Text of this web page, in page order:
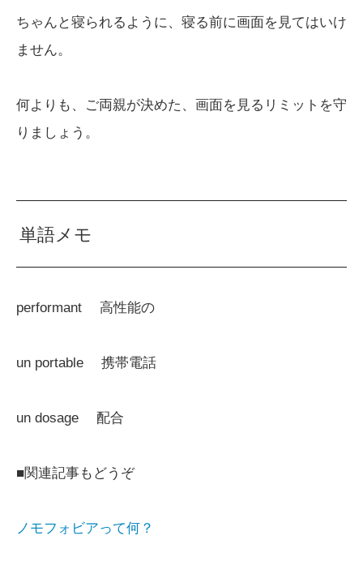
ちゃんと寝られるように、寝る前に画面を見てはいけ
ません。
何よりも、ご両親が決めた、画面を見るリミットを守
りましょう。
単語メモ
performant 高性能の
un portable 携帯電話
un dosage 配合
■関連記事もどうぞ
ノモフォビアって何？